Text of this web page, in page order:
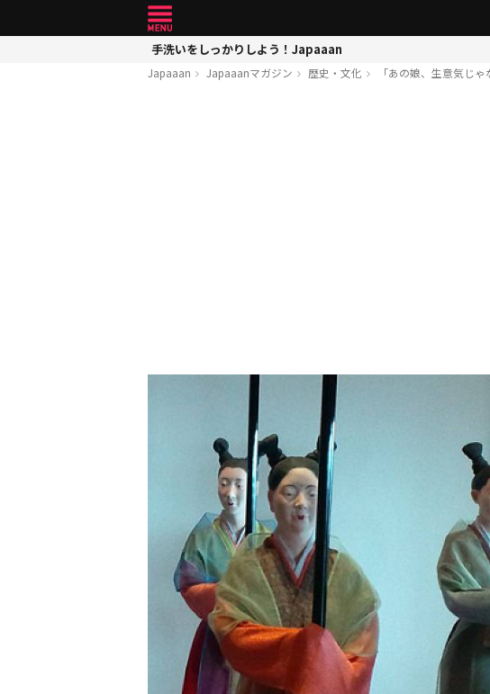
手洗いをしっかりしよう！Japaaan
Japaaan Japaaanマガジン 歴史・文化 「あの娘、生意気じ